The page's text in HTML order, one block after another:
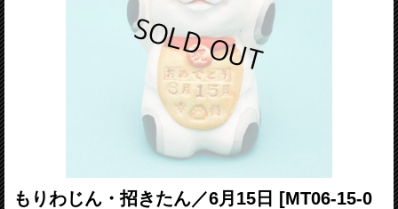
もりわじん・招きたん／6月15日 [MT06-15-0